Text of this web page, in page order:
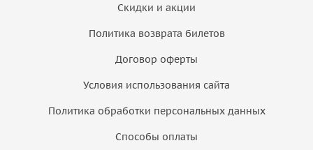
Скидки и акции
Политика возврата билетов
Договор оферты
Условия использования сайта
Политика обработки персональных данных
Способы оплаты